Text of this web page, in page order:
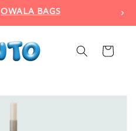
OWALA BAGS
Carrito